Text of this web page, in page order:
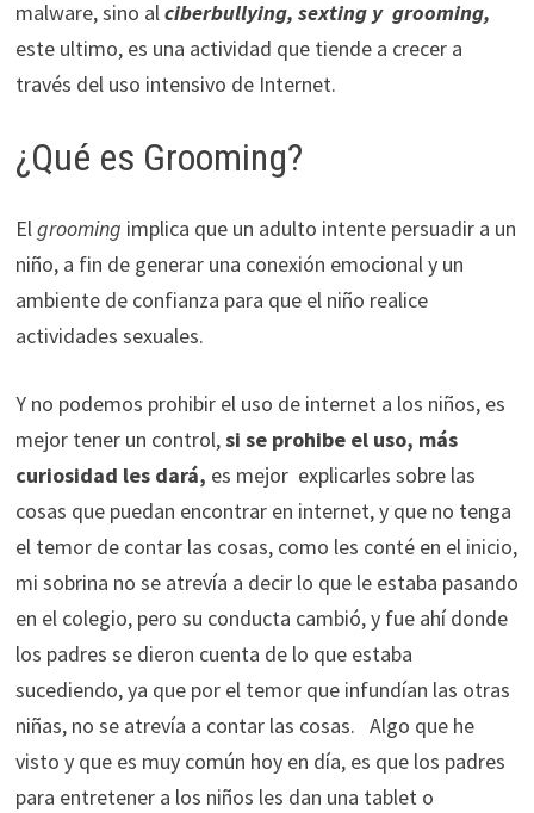
malware, sino al ciberbullying, sexting y grooming,
este ultimo, es una actividad que tiende a crecer a
través del uso intensivo de Internet.
¿Qué es Grooming?
Elgrooming implica que un adulto intente persuadir a un
niño, a fin de generar una conexión emocional y un
ambiente de confianza para que el niño realice
actividades sexuales.
Y no podemos prohibir el uso de internet a los niños, es
mejor tener un control,si se prohibe el uso, más
curiosidad les dará, es mejor explicarles sobre las
cosas que puedan encontrar en internet, y que no tenga
el temor de contar las cosas, como les conté en el inicio,
mi sobrina no se atrevía a decir lo que le estaba pasando
en el colegio, pero su conducta cambió, y fue ahí donde
los padres se dieron cuenta de lo que estaba
sucediendo, ya que por el temor que infundían las otras
niñas, no se atrevía a contar las cosas. Algo que he
visto y que es muy común hoy en día, es que los padres
para entretener a los niños les dan una tablet o